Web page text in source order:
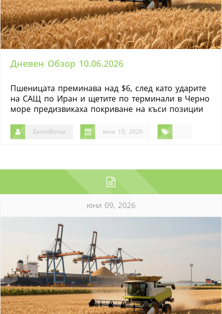
Дневен Обзор 10.06.2026
Пшеницата преминава над $6, след като ударите
на САЩ по Иран и щетите по терминали в Черно
море предизвикаха покриване на къси позиции
ZarnoBorsa юни 10, 2026
юни 09, 2026